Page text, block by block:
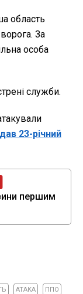
область
За
особа
служби.
23-річний
першим
АТАКА ППО